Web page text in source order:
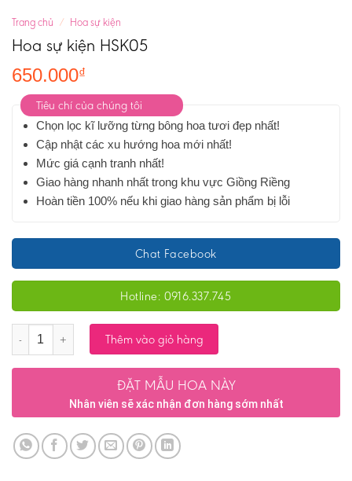
Trang chủ / Hoa sự kiện
Hoa sự kiện HSK05
650.000₫
Tiêu chí của chúng tôi
Chọn lọc kĩ lưỡng từng bông hoa tươi đẹp nhất!
Cập nhật các xu hướng hoa mới nhất!
Mức giá cạnh tranh nhất!
Giao hàng nhanh nhất trong khu vực Giồng Riềng
Hoàn tiền 100% nếu khi giao hàng sản phẩm bị lỗi
Chat Facebook
Hotline: 0916.337.745
Số lượng Thêm vào giỏ hàng
ĐẶT MẪU HOA NÀY
Nhân viên sẽ xác nhận đơn hàng sớm nhất